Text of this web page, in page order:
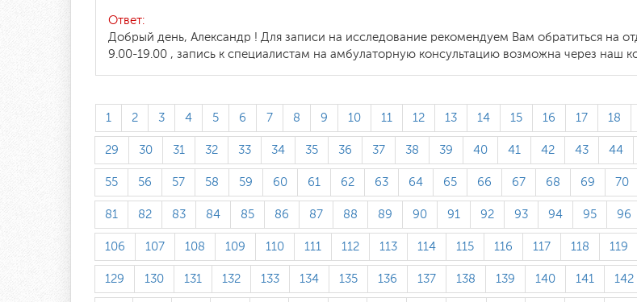
Ответ:
Добрый день, Александр ! Для записи на исследование рекомендуем Вам обратиться на
9.00-19.00 , запись к специалистам на амбулаторную консультацию возможна через наш
1 2 3 4 5 6 7 8 9 10 11 12 13 14 15 16 17 18
29 30 31 32 33 34 35 36 37 38 39 40 41 42 43 44
55 56 57 58 59 60 61 62 63 64 65 66 67 68 69 70
81 82 83 84 85 86 87 88 89 90 91 92 93 94 95 96
106 107 108 109 110 111 112 113 114 115 116 117 118 119
129 130 131 132 133 134 135 136 137 138 139 140 141 142